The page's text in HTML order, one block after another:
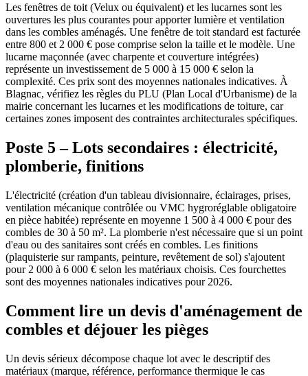
Les fenêtres de toit (Velux ou équivalent) et les lucarnes sont les
ouvertures les plus courantes pour apporter lumière et ventilation
dans les combles aménagés. Une fenêtre de toit standard est facturée
entre 800 et 2 000 € pose comprise selon la taille et le modèle. Une
lucarne maçonnée (avec charpente et couverture intégrées)
représente un investissement de 5 000 à 15 000 € selon la
complexité. Ces prix sont des moyennes nationales indicatives. À
Blagnac, vérifiez les règles du PLU (Plan Local d'Urbanisme) de la
mairie concernant les lucarnes et les modifications de toiture, car
certaines zones imposent des contraintes architecturales spécifiques.
Poste 5 – Lots secondaires : électricité,
plomberie, finitions
L'électricité (création d'un tableau divisionnaire, éclairages, prises,
ventilation mécanique contrôlée ou VMC hygroréglable obligatoire
en pièce habitée) représente en moyenne 1 500 à 4 000 € pour des
combles de 30 à 50 m². La plomberie n'est nécessaire que si un point
d'eau ou des sanitaires sont créés en combles. Les finitions
(plaquisterie sur rampants, peinture, revêtement de sol) s'ajoutent
pour 2 000 à 6 000 € selon les matériaux choisis. Ces fourchettes
sont des moyennes nationales indicatives pour 2026.
Comment lire un devis d'aménagement de
combles et déjouer les pièges
Un devis sérieux décompose chaque lot avec le descriptif des
matériaux (marque, référence, performance thermique le cas